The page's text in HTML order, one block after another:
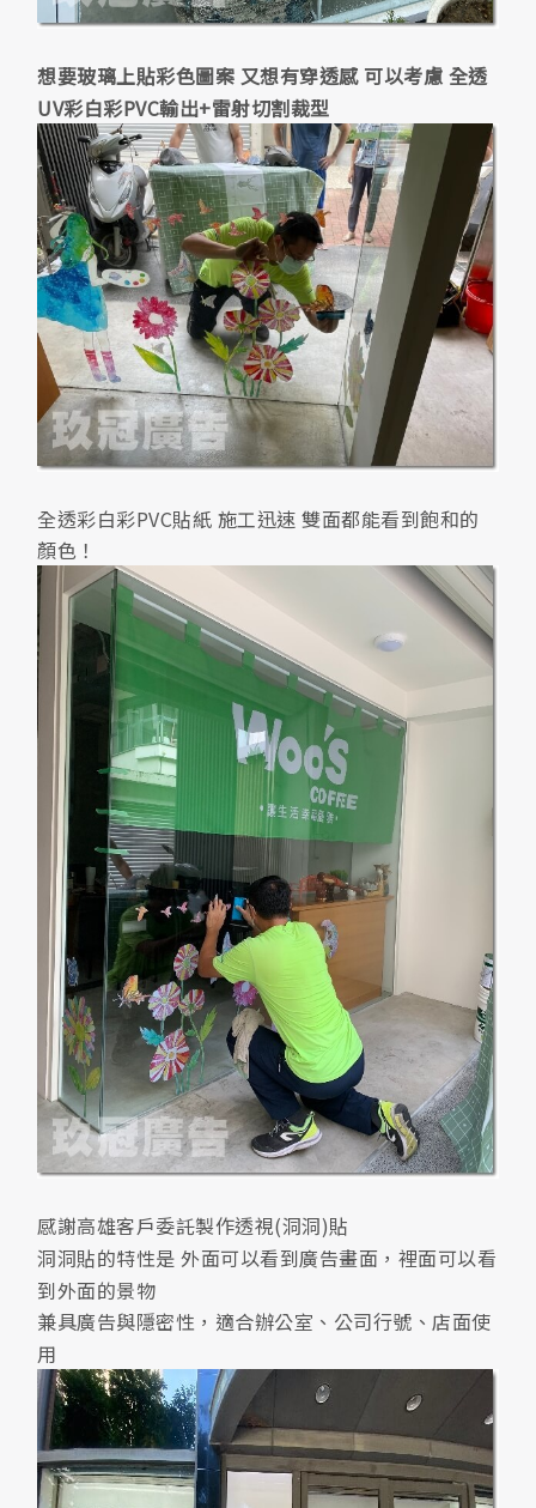
想要玻璃上貼彩色圖案 又想有穿透感 可以考慮 全透
UV彩白彩PVC輸出+雷射切割裁型
全透彩白彩PVC貼紙 施工迅速 雙面都能看到飽和的
顏色！
感謝高雄客戶委託製作透視(洞洞)貼
洞洞貼的特性是 外面可以看到廣告畫面，裡面可以看
到外面的景物
兼具廣告與隱密性，適合辦公室、公司行號、店面使
用